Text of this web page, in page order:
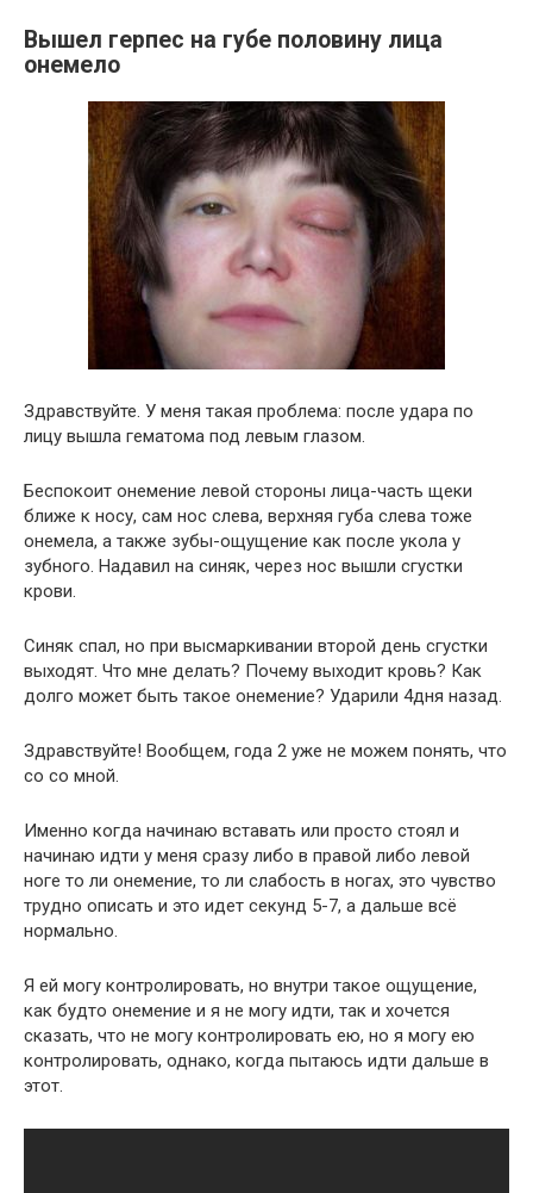
Вышел герпес на губе половину лица
онемело
Здравствуйте. У меня такая проблема: после удара по
лицу вышла гематома под левым глазом.
Беспокоит онемение левой стороны лица-часть щеки
ближе к носу, сам нос слева, верхняя губа слева тоже
онемела, а также зубы-ощущение как после укола у
зубного. Надавил на синяк, через нос вышли сгустки
крови.
Синяк спал, но при высмаркивании второй день сгустки
выходят. Что мне делать? Почему выходит кровь? Как
долго может быть такое онемение? Ударили 4дня назад.
Здравствуйте! Вообщем, года 2 уже не можем понять, что
со со мной.
Именно когда начинаю вставать или просто стоял и
начинаю идти у меня сразу либо в правой либо левой
ноге то ли онемение, то ли слабость в ногах, это чувство
трудно описать и это идет секунд 5-7, а дальше всё
нормально.
Я ей могу контролировать, но внутри такое ощущение,
как будто онемение и я не могу идти, так и хочется
сказать, что не могу контролировать ею, но я могу ею
контролировать, однако, когда пытаюсь идти дальше в
этот.